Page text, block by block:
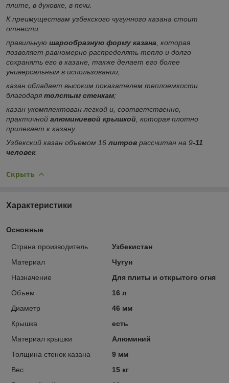
плите, в духовке, в печи.
К преимуществам узбекского чугунного казана стоит
отнести:
правильную шарообразную форму казана , которая
позволяет равномерно распределять тепло и долго
сохранять его в казане, также делает его более
универсальным в использовании;
казан обладает высоким показателем теплоемкости
благодаря толстым стенкам;
казан укомплектован легкой и, соответственно,
практичной алюминиевой крышкой , которая плотно
прилегает к казану.
Узбекский казан объемом 16 литров рассчитан на 9-11
человек.
Скрыть
Характеристики
Основные
Страна производитель
Узбекистан
Материал
Чугун
Назначение
Для плиты и открытого огня
Объем
16 л
Диаметр
46 мм
Крышка
есть
Материал крышки
Алюминий
Толщина стенок казана
9 мм
Вес
15 кг